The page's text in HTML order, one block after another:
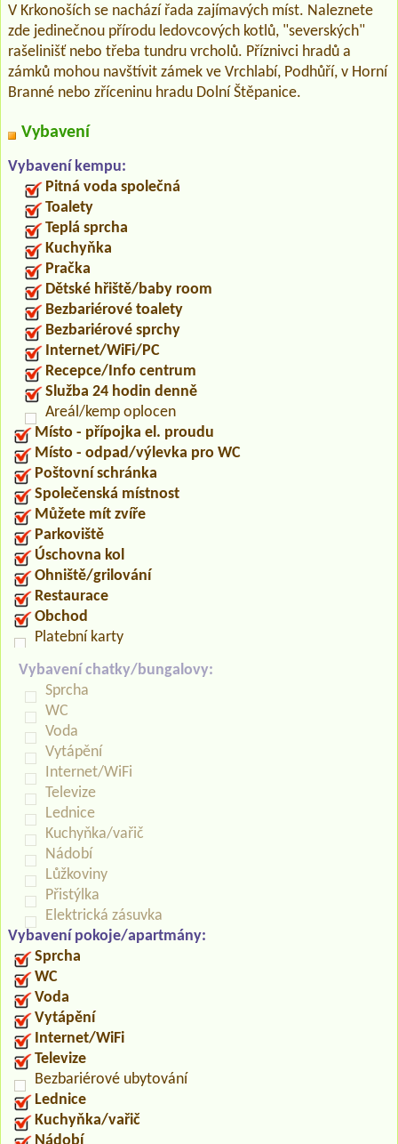
V Krkonoších se nachází řada zajímavých míst. Naleznete
zde jedinečnou přírodu ledovcových kotlů, "severských"
rašelinišť nebo třeba tundru vrcholů. Příznivci hradů a
zámků mohou navštívit zámek ve Vrchlabí, Podhůří, v Horní
Branné nebo zříceninu hradu Dolní Štěpanice.
Vybavení
Vybavení kempu:
Pitná voda společná
Toalety
Teplá sprcha
Kuchyňka
Pračka
Dětské hřiště/baby room
Bezbariérové toalety
Bezbariérové sprchy
Internet/WiFi/PC
Recepce/Info centrum
Služba 24 hodin denně
Areál/kemp oplocen
Místo - přípojka el. proudu
Místo - odpad/výlevka pro WC
Poštovní schránka
Společenská místnost
Můžete mít zvíře
Parkoviště
Úschovna kol
Ohniště/grilování
Restaurace
Obchod
Platební karty
Vybavení chatky/bungalovy:
Sprcha
WC
Voda
Vytápění
Internet/WiFi
Televize
Lednice
Kuchyňka/vařič
Nádobí
Lůžkoviny
Přistýlka
Elektrická zásuvka
Vybavení pokoje/apartmány:
Sprcha
WC
Voda
Vytápění
Internet/WiFi
Televize
Bezbariérové ubytování
Lednice
Kuchyňka/vařič
Nádobí